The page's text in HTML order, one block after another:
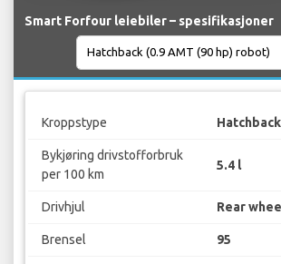
Smart Forfour leiebiler – spesifikasjoner
Kroppstype Hatchback
Bykjøring drivstofforbruk
per 100 km
5.4 l
Drivhjul Rear
Brensel 95